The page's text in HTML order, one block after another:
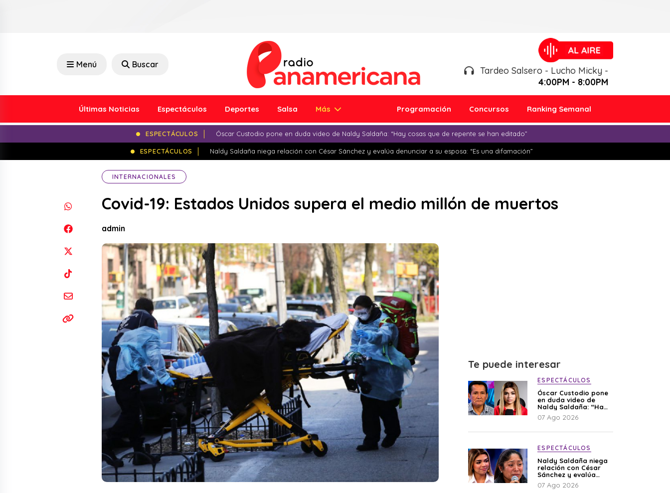
Menú Buscar
Tardeo Salsero - Lucho Micky -
4:00PM - 8:00PM
Últimas Noticias Espectáculos Deportes Salsa Más Programación Concursos Ranking Semanal
ESPECTÁCULOS Óscar Custodio pone en duda video de Naldy Saldaña: “Hay cosas que de repente se han editado”
ESPECTÁCULOS Naldy Saldaña niega relación con César Sánchez y evalúa denunciar a su esposa: “Es una difamación”
INTERNACIONALES
Covid-19: Estados Unidos supera el medio millón de muertos
admin
Te puede interesar
ESPECTÁCULOS
Óscar Custodio pone
en duda video de
Naldy Saldaña: “Hay
cosas que de repente
se han editado”
07 Ago 2026
ESPECTÁCULOS
Naldy Saldaña niega
relación con César
Sánchez y evalúa
denunciar a su
esposa: “Es una
07 Ago 2026